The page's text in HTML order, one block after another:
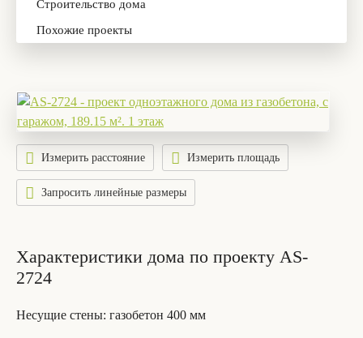
Строительство дома
Похожие проекты
Измерить расстояние Измерить площадь
Запросить линейные размеры
Характеристики дома по проекту AS-
2724
Несущие стены: газобетон 400 мм